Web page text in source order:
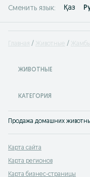
Сменить язык: Қаз
Главная Животные
ЖИВОТНЫЕ
КАТЕГОРИЯ
Карта сайта
Карта регионов
Карта бизнес-страницы